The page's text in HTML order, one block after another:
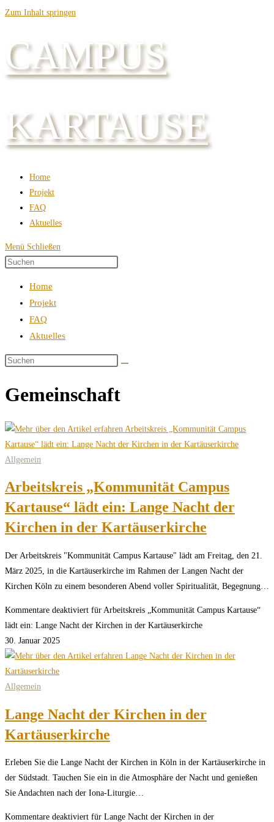
Zum Inhalt springen
CAMPUS
KARTAUSE
Home
Projekt
FAQ
Aktuelles
Menü Schließen
Home
Projekt
FAQ
Aktuelles
Gemeinschaft
Allgemein
Arbeitskreis „Kommunität Campus
Kartause“ lädt ein: Lange Nacht der
Kirchen in der Kartäuserkirche
Der Arbeitskreis "Kommunität Campus Kartause" lädt am Freitag, den 21.
März 2025, in die Kartäuserkirche im Rahmen der Langen Nacht der
Kirchen Köln zu einem besonderen Abend voller Spiritualität, Begegnung…
Kommentare deaktiviert für Arbeitskreis „Kommunität Campus Kartause“
lädt ein: Lange Nacht der Kirchen in der Kartäuserkirche
30. Januar 2025
Allgemein
Lange Nacht der Kirchen in der
Kartäuserkirche
Erleben Sie die Lange Nacht der Kirchen in Köln in der Kartäuserkirche in
der Südstadt. Tauchen Sie ein in die Atmosphäre der Nacht und genießen
Sie Andachten nach der Iona-Liturgie…
Kommentare deaktiviert für Lange Nacht der Kirchen in der